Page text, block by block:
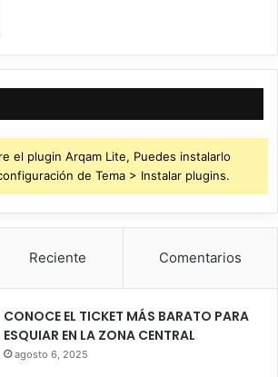
el plugin Arqam Lite, Puedes instalarlo
de Tema > Instalar plugins.
Reciente Comentarios
CONOCE EL TICKET MÁS BARATO PARA
ESQUIAR EN LA ZONA CENTRAL
agosto 6, 2025